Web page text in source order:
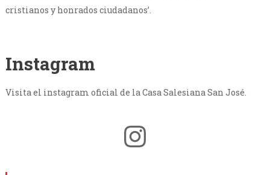
cristianos y honrados ciudadanos’.
Instagram
Visita el instagram oficial de la Casa Salesiana San José.
Instagram